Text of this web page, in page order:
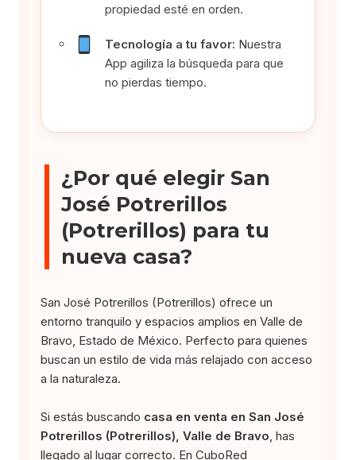
propiedad esté en orden.
Tecnología a tu favor: Nuestra
App agiliza la búsqueda para que
no pierdas tiempo.
¿Por qué elegir San
José Potrerillos
(Potrerillos) para tu
nueva casa?
San José Potrerillos (Potrerillos) ofrece un
entorno tranquilo y espacios amplios en Valle de
Bravo, Estado de México. Perfecto para quienes
buscan un estilo de vida más relajado con acceso
a la naturaleza.
Si estás buscando casa en venta en San José
Potrerillos (Potrerillos), Valle de Bravo , has
llegado al lugar correcto. En CuboRed